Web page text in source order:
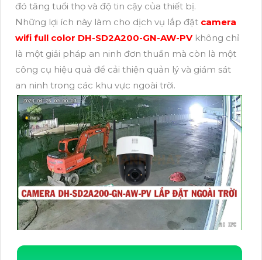
đó tăng tuổi thọ và độ tin cậy của thiết bị.
Những lợi ích này làm cho dịch vụ lắp đặt camera
wifi full color DH-SD2A200-GN-AW-PVkhông chỉ
là một giải pháp an ninh đơn thuần mà còn là một
công cụ hiệu quả để cải thiện quản lý và giám sát
an ninh trong các khu vực ngoài trời.